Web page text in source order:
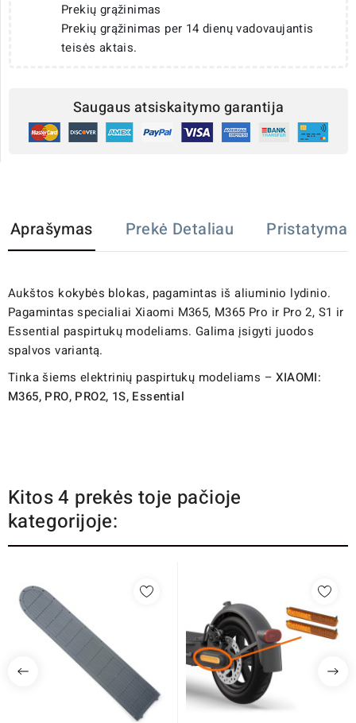
Prekių grąžinimas
Prekių grąžinimas per 14 dienų vadovaujantis
teisės aktais.
Saugaus atsiskaitymo garantija
Aprašymas Prekė Detaliau Pristatymas
Aukštos kokybės blokas, pagamintas iš aliuminio lydinio.
Pagamintas specialiai Xiaomi M365, M365 Pro ir Pro 2, S1 ir
Essential paspirtukų modeliams. Galima įsigyti juodos
spalvos variantą.
Tinka šiems elektrinių paspirtukų modeliams –XIAOMI:
M365, PRO, PRO2, 1S, Essential
Kitos 4 prekės toje pačioje
kategorijoje: